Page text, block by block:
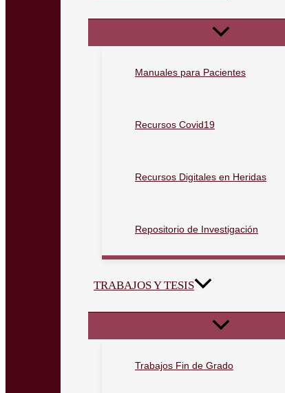
Manuales para Pacientes
Recursos Covid19
Recursos Digitales en Heridas
Repositorio de Investigación
TRABAJOS Y TESIS
Trabajos Fin de Grado